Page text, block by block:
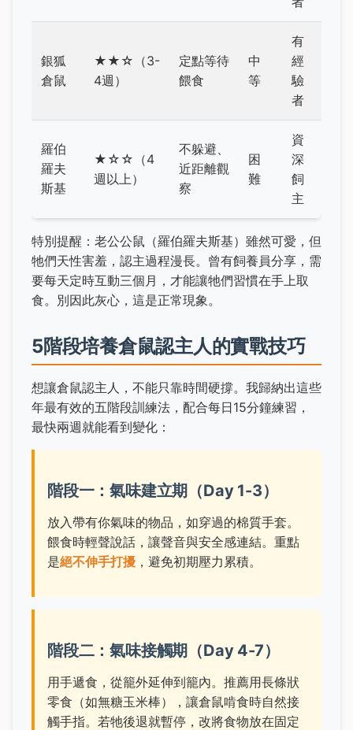
銀狐
倉鼠
★★☆（3-
4週）
定點等待
餵食
中
等
有
經
驗
者
羅伯
羅夫
斯基
★☆☆（4
週以上）
不躲避、
近距離觀
察
困
難
資
深
飼
主
特別提醒：老公公鼠（羅伯羅夫斯基）雖然可愛，但
牠們天性害羞，認主過程漫長。曾有飼養員分享，需
要每天定時互動三個月，才能讓牠們習慣在手上取
食。別因此灰心，這是正常現象。
5階段培養倉鼠認主人的實戰技巧
想讓倉鼠認主人，不能只靠時間硬撐。我歸納出這些
年最有效的五階段訓練法，配合每日15分鐘練習，
最快兩週就能看到變化：
階段一：氣味建立期（Day 1-3）
放入帶有你氣味的物品，如穿過的棉質手套。
餵食時輕聲說話，讓聲音與安全感連結。重點
是絕不伸手打擾 ，避免初期壓力累積。
階段二：氣味接觸期（Day 4-7）
用手遞食，從籠外延伸到籠內。推薦用長條狀
零食（如無糖玉米棒），讓倉鼠啃食時自然接
觸手指。若牠後退就暫停，改將食物放在固定